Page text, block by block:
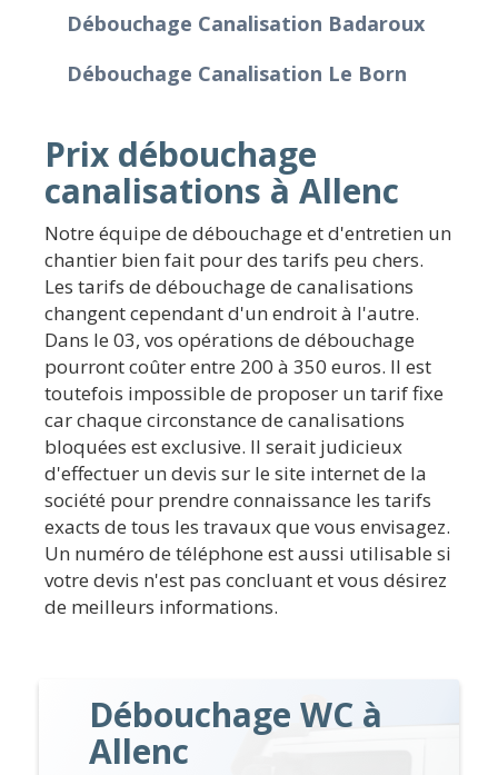
Débouchage Canalisation Badaroux
Débouchage Canalisation Le Born
Prix débouchage
canalisations à Allenc
Notre équipe de débouchage et d'entretien un
chantier bien fait pour des tarifs peu chers.
Les tarifs de débouchage de canalisations
changent cependant d'un endroit à l'autre.
Dans le 03, vos opérations de débouchage
pourront coûter entre 200 à 350 euros. Il est
toutefois impossible de proposer un tarif fixe
car chaque circonstance de canalisations
bloquées est exclusive. Il serait judicieux
d'effectuer un devis sur le site internet de la
société pour prendre connaissance les tarifs
exacts de tous les travaux que vous envisagez.
Un numéro de téléphone est aussi utilisable si
votre devis n'est pas concluant et vous désirez
de meilleurs informations.
Débouchage WC à
Allenc